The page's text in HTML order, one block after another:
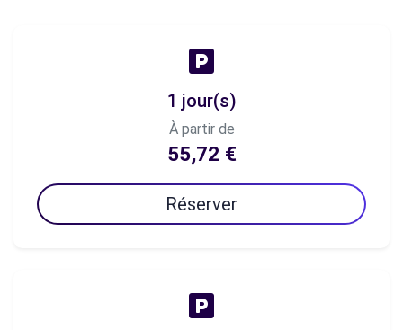
1 jour(s)
À partir de
55,72 €
Réserver